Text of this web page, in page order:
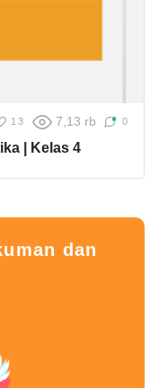
13 7,13 rb 0
| Kelas 4
dan